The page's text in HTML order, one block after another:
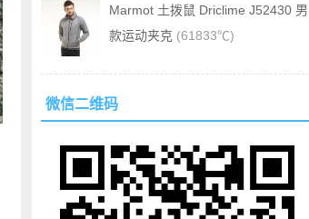
Marmot 土拨鼠 Driclime J52430 男
款运动夹克 (61833℃)
微信二维码